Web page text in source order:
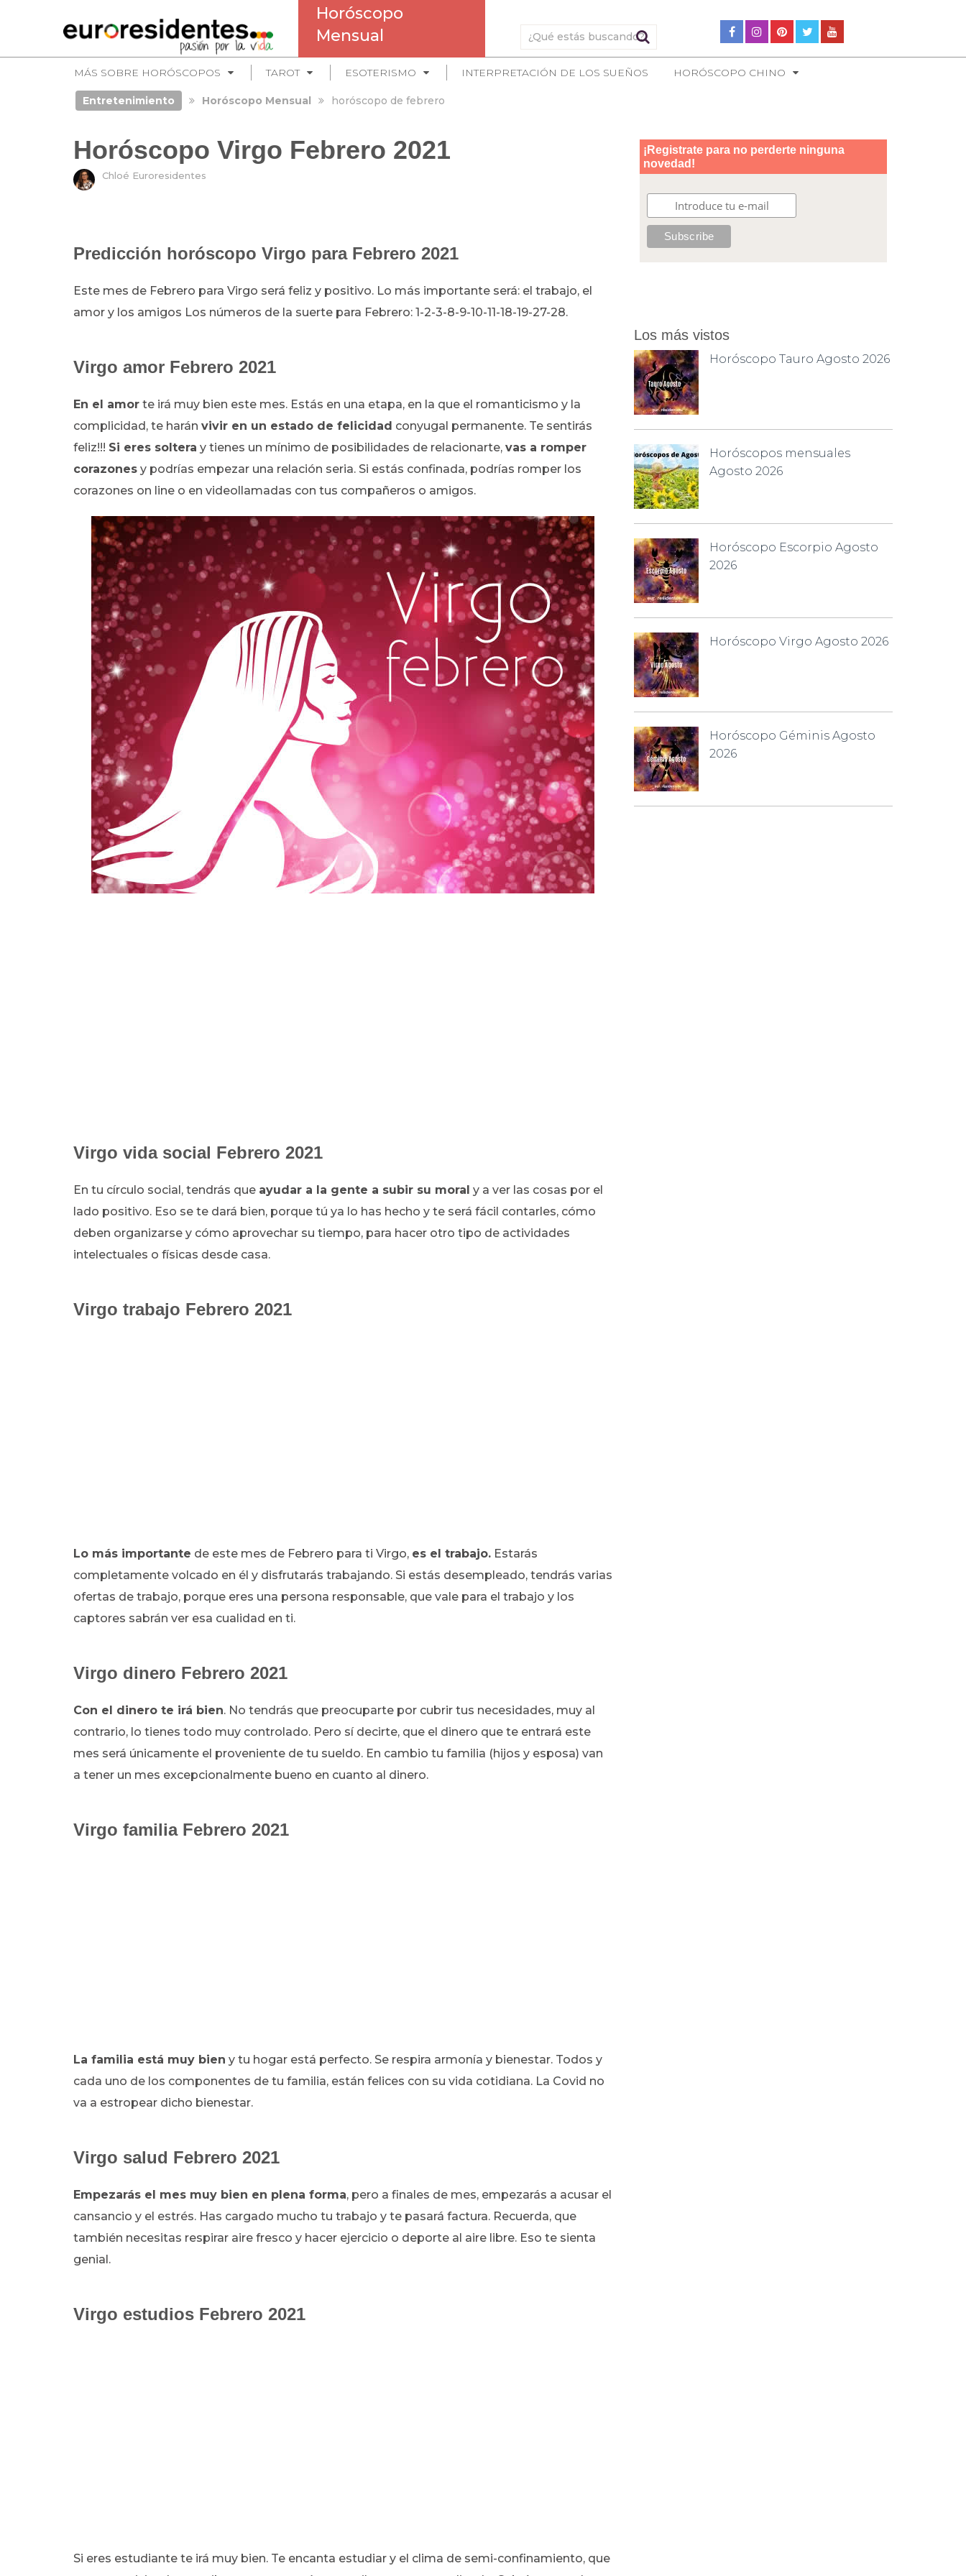
Horóscopo
Mensual
MÁS SOBRE HORÓSCOPOS TAROT ESOTERISMO INTERPRETACIÓN DE LOS SUEÑOS HORÓSCOPO CHINO
Entretenimiento Horóscopo Mensual horóscopo de febrero
Horóscopo Virgo Febrero 2021
Chloé Euroresidentes
Predicción horóscopo Virgo para Febrero 2021
Este mes de Febrero para Virgo será feliz y positivo. Lo más importante será: el trabajo, el
amor y los amigos Los números de la suerte para Febrero: 1-2-3-8-9-10-11-18-19-27-28.
Virgo amor Febrero 2021
En el amor te irá muy bien este mes. Estás en una etapa, en la que el romanticismo y la
complicidad, te harán vivir en un estado de felicidad conyugal permanente. Te sentirás
feliz!!! Si eres soltera y tienes un mínimo de posibilidades de relacionarte, vas a romper
corazones y podrías empezar una relación seria. Si estás confinada, podrías romper los
corazones on line o en videollamadas con tus compañeros o amigos.
Virgo vida social Febrero 2021
En tu círculo social, tendrás que ayudar a la gente a subir su moral y a ver las cosas por el
lado positivo. Eso se te dará bien, porque tú ya lo has hecho y te será fácil contarles, cómo
deben organizarse y cómo aprovechar su tiempo, para hacer otro tipo de actividades
intelectuales o físicas desde casa.
Virgo trabajo Febrero 2021
Lo más importante de este mes de Febrero para ti Virgo, es el trabajo. Estarás
completamente volcado en él y disfrutarás trabajando. Si estás desempleado, tendrás varias
ofertas de trabajo, porque eres una persona responsable, que vale para el trabajo y los
captores sabrán ver esa cualidad en ti.
Virgo dinero Febrero 2021
Con el dinero te irá bien. No tendrás que preocuparte por cubrir tus necesidades, muy al
contrario, lo tienes todo muy controlado. Pero sí decirte, que el dinero que te entrará este
mes será únicamente el proveniente de tu sueldo. En cambio tu familia (hijos y esposa) van
a tener un mes excepcionalmente bueno en cuanto al dinero.
Virgo familia Febrero 2021
La familia está muy bien y tu hogar está perfecto. Se respira armonía y bienestar. Todos y
cada uno de los componentes de tu familia, están felices con su vida cotidiana. La Covid no
va a estropear dicho bienestar.
Virgo salud Febrero 2021
Empezarás el mes muy bien en plena forma, pero a finales de mes, empezarás a acusar el
cansancio y el estrés. Has cargado mucho tu trabajo y te pasará factura. Recuerda, que
también necesitas respirar aire fresco y hacer ejercicio o deporte al aire libre. Eso te sienta
genial.
Virgo estudios Febrero 2021
Si eres estudiante te irá muy bien. Te encanta estudiar y el clima de semi-confinamiento, que
Los más vistos
Horóscopo Tauro Agosto 2026
Horóscopos mensuales
Agosto 2026
Horóscopo Escorpio Agosto
2026
Horóscopo Virgo Agosto 2026
Horóscopo Géminis Agosto
2026